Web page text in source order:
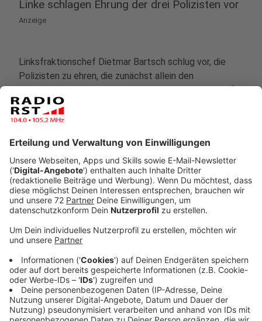
Linke schlagen Ehrung der drei Polizisten vor
Anzeige
Linksfraktionschef Dietmar Bartsch schlug vor, die
Polizisten zu ehren, die zunächst allein den
Parlamentseingang geschützt hatten. Mit Bezug auf
einen der drei, der sich der Menge ohne Helm
entgegengestellt hatte, sagte er im ZDF: "Das ist
verdient hat."
Anzeige
Müller will nun "auswerten, wie das Einsatzkonzept der
er aber auch: "Mit Besonnenheit und einem klare
Grenzen setzendem Konzept konnte die Polizei an
vielen Stellen in der Stadt Schlimmeres verhindern."
Anzeige